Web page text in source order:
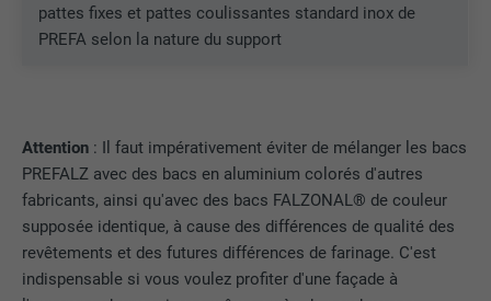
pattes fixes et pattes coulissantes standard inox de
PREFA selon la nature du support
Attention : Il faut impérativement éviter de mélanger les bacs
PREFALZ avec des bacs en aluminium colorés d'autres
fabricants, ainsi qu'avec des bacs FALZONAL® de couleur
supposée identique, à cause des différences de qualité des
revêtements et des futures différences de farinage. C'est
indispensable si vous voulez profiter d'une façade à
EXPIRATION 3 mois
NOM GPS
FOURNISSEUR YouTube
EXPIRATION
Enregistre un identifiant unique sur les